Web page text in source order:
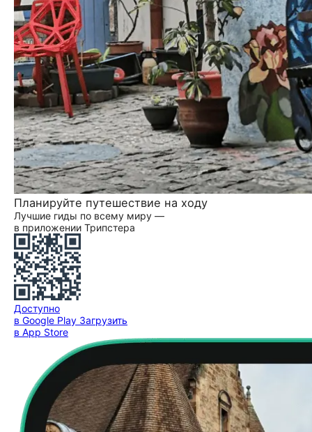
Планируйте путешествие на ходу
Лучшие гиды по всему миру —
в приложении Трипстера
Доступно
в Google Play Загрузить
в App Store